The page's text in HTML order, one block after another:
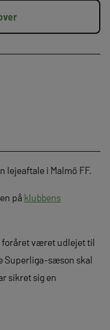
lejeaftale i Malmö FF.
på klubbens
foråret været udlejet til
Superliga-sæson skal
sikret sig en